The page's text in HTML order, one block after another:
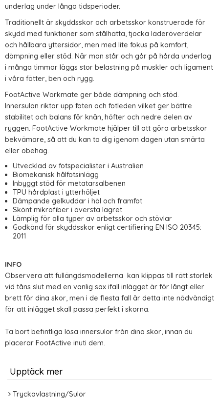
underlag under långa tidsperioder.
Traditionellt är skyddsskor och arbetsskor konstruerade för
skydd med funktioner som stålhätta, tjocka läderöverdelar
och hållbara yttersidor, men med lite fokus på komfort,
dämpning eller stöd. När man står och går på hårda underlag
i många timmar läggs stor belastning på muskler och ligament
i våra fötter, ben och rygg.
FootActive Workmate ger både dämpning och stöd.
Innersulan riktar upp foten och fotleden vilket ger bättre
stabilitet och balans för knän, höfter och nedre delen av
ryggen. FootActive Workmate hjälper till att göra arbetsskor
bekvämare, så att du kan ta dig igenom dagen utan smärta
eller obehag.
Utvecklad av fotspecialister i Australien
Biomekanisk hålfotsinlägg
Inbyggt stöd för metatarsalbenen
TPU hårdplast i ytterhöljet
Dämpande gelkuddar i häl och framfot
Skönt mikrofiber i översta lagret
Lämplig för alla typer av arbetsskor och stövlar
Godkänd för skyddsskor enligt certifiering EN ISO 20345:
2011
INFO
Observera att fullängdsmodellerna kan klippas till rätt storlek
vid tåns slut med en vanlig sax ifall inlägget är för långt eller
brett för dina skor, men i de flesta fall är detta inte nödvändigt
för att inlägget skall passa perfekt i skorna.
Ta bort befintliga lösa innersulor från dina skor, innan du
placerar FootActive inuti dem.
Upptäck mer
Tryckavlastning/Sulor